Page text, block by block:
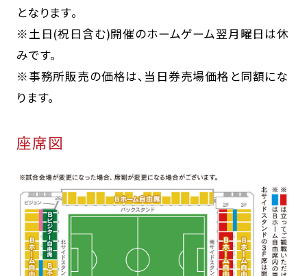
となります。
※土日(祝日含む)開催のホームゲーム翌月曜日は休
みです。
※事務所販売の価格は､当日券売場価格と同額にな
ります｡
座席図